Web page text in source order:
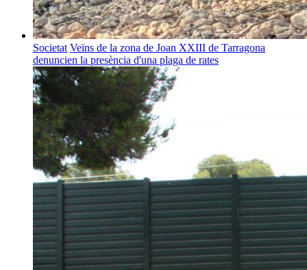
Societat Veïns de la zona de Joan XXIII de Tarragona
denuncien la presència d'una plaga de rates